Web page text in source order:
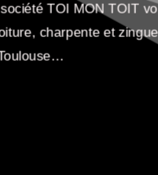
TOI MON TOIT
charpente et